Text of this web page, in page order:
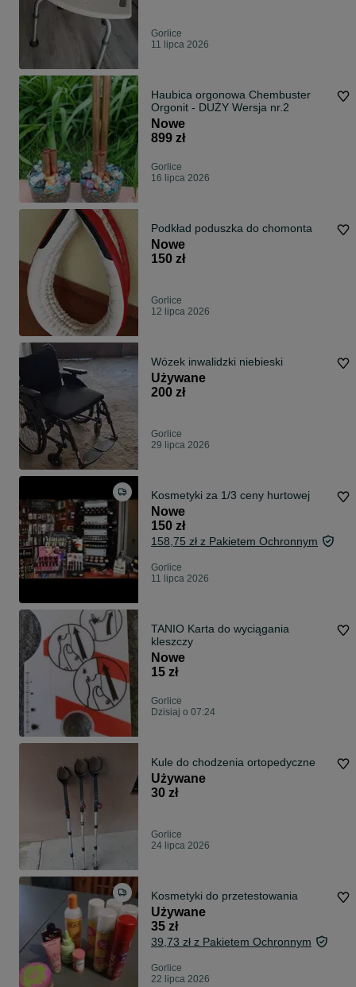
Gorlice
11 lipca 2026
Haubica orgonowa Chembuster
Orgonit - DUŻY Wersja nr.2
Nowe
899 zł
Gorlice
16 lipca 2026
Podkład poduszka do chomonta
Nowe
150 zł
Gorlice
12 lipca 2026
Wózek inwalidzki niebieski
Używane
200 zł
Gorlice
29 lipca 2026
Kosmetyki za 1/3 ceny hurtowej
Nowe
150 zł
158,75 zł z Pakietem Ochronnym
Gorlice
11 lipca 2026
TANIO Karta do wyciągania
kleszczy
Nowe
15 zł
Gorlice
Dzisiaj o 07:24
Kule do chodzenia ortopedyczne
Używane
30 zł
Gorlice
24 lipca 2026
Kosmetyki do przetestowania
Używane
35 zł
39,73 zł z Pakietem Ochronnym
Gorlice
22 lipca 2026